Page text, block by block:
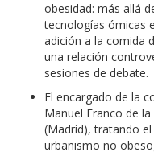
obesidad: más allá
tecnologías ómicas
adición a la comida
una relación
sesiones de debate.
El encargado de la
Manuel Franco de
(Madrid), tratando el
urbanismo no